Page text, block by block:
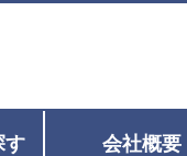
す 会社概要